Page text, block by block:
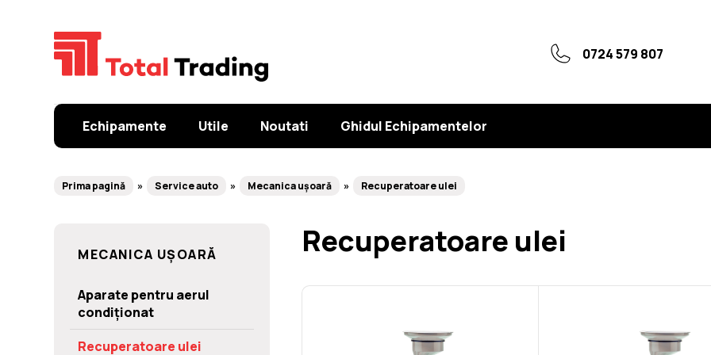
0724 579 807
Echipamente Utile Noutati Ghidul Echipamentelor
Prima pagină Service auto Mecanica ușoară Recuperatoare ulei
MECANICA UȘOARĂ
Aparate pentru aerul
condiționat
Recuperatoare ulei
Recuperatoare ulei